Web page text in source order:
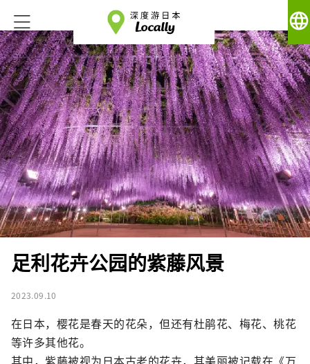
language
足利花卉公园的紫藤风景
2023.09.10
在日本，樱花是春天的花朵，但还有杜鹃花、梅花、桃花
等许多其他花。